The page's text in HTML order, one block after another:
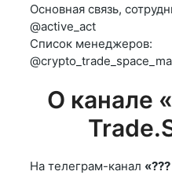
Основная связь,
@active_act
Список менеджеров:
О канале
На телеграм-канал